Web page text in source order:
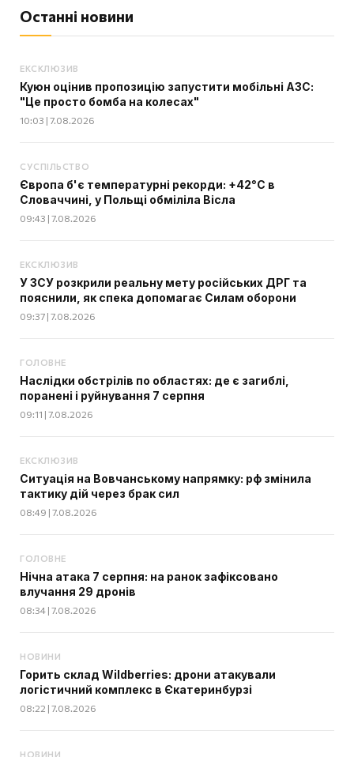
Останні новини
ЕКСКЛЮЗИВ
Куюн оцінив пропозицію запустити мобільні АЗС:
"Це просто бомба на колесах"
10:03 | 7.08.2026
СУСПІЛЬСТВО
Європа б'є температурні рекорди: +42°C в
Словаччині, у Польщі обміліла Вісла
09:43 | 7.08.2026
ЕКСКЛЮЗИВ
У ЗСУ розкрили реальну мету російських ДРГ та
пояснили, як спека допомагає Силам оборони
09:37 | 7.08.2026
ГОЛОВНЕ
Наслідки обстрілів по областях: де є загиблі,
поранені і руйнування 7 серпня
09:11 | 7.08.2026
ЕКСКЛЮЗИВ
Ситуація на Вовчанському напрямку: рф змінила
тактику дій через брак сил
08:49 | 7.08.2026
ГОЛОВНЕ
Нічна атака 7 серпня: на ранок зафіксовано
влучання 29 дронів
08:34 | 7.08.2026
НОВИНИ
Горить склад Wildberries: дрони атакували
логістичний комплекс в Єкатеринбурзі
08:22 | 7.08.2026
НОВИНИ